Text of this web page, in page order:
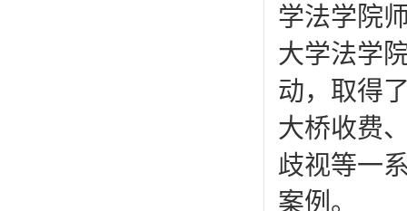
学法学院
大学法学
动，取得
大桥收费
歧视等一
案例。